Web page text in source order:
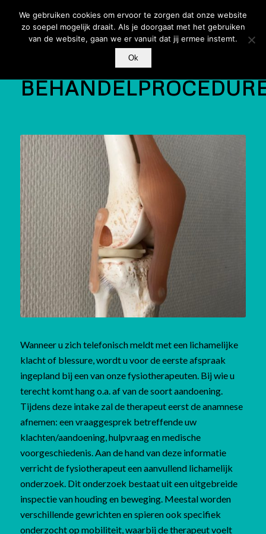
Wanneer u zich telefonisch meldt met een lichamelijke
klacht of blessure, wordt u voor de eerste afspraak
ingepland bij een van onze fysiotherapeuten. Bij wie u
terecht komt hang o.a. af van de soort aandoening.
Tijdens deze intake zal de therapeut eerst de anamnese
afnemen: een vraaggesprek betreffende uw
klachten/aandoening, hulpvraag en medische
voorgeschiedenis. Aan de hand van deze informatie
verricht de fysiotherapeut een aanvullend lichamelijk
onderzoek. Dit onderzoek bestaat uit een uitgebreide
inspectie van houding en beweging. Meestal worden
verschillende gewrichten en spieren ook specifiek
onderzocht op mobiliteit, waarbij de therapeut voelt
We gebruiken cookies om ervoor te zorgen dat onze website
zo soepel mogelijk draait. Als je doorgaat met het gebruiken
van de website, gaan we er vanuit dat jij ermee instemt.
Ok